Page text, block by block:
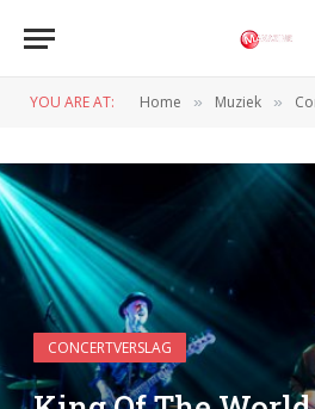
YOU ARE AT: Home » Muziek »
CONCERTVERSLAG